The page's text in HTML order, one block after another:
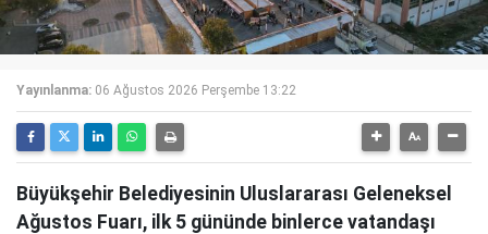
Yayınlanma: 06 Ağustos 2026 Perşembe 13:22
Büyükşehir Belediyesinin Uluslararası Geleneksel
Ağustos Fuarı, ilk 5 gününde binlerce vatandaşı